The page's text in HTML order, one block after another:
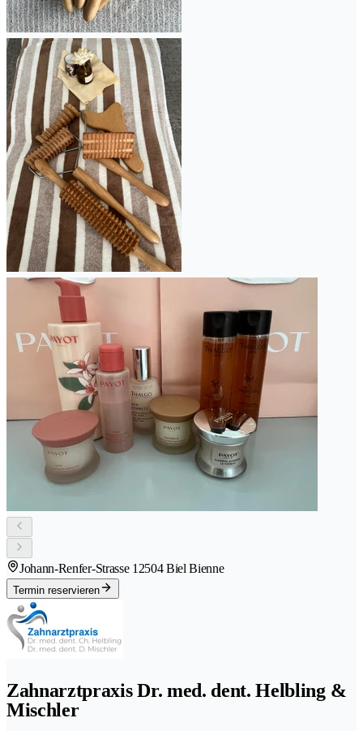
Johann-Renfer-Strasse 1 2504 Biel Bienne
Termin reservieren
Zahnarztpraxis Dr. med. dent. Helbling &
Mischler